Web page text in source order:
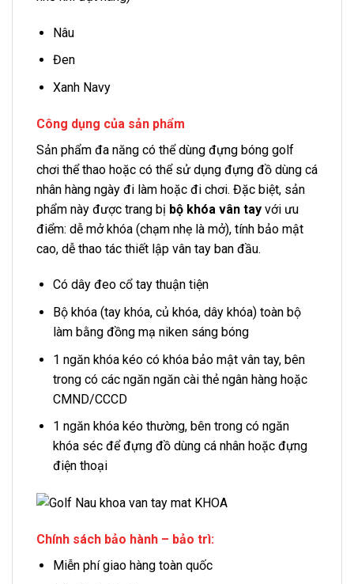
Nâu
Đen
Xanh Navy
Công dụng của sản phẩm
Sản phẩm đa năng có thể dùng đựng bóng golf
chơi thể thao hoặc có thể sử dụng đựng đồ dùng cá
nhân hàng ngày đi làm hoặc đi chơi. Đặc biệt, sản
phẩm này được trang bị bộ khóa vân tay với ưu
điểm: dễ mở khóa (chạm nhẹ là mở), tính bảo mật
cao, dễ thao tác thiết lập vân tay ban đầu.
Có dây đeo cổ tay thuận tiện
Bộ khóa (tay khóa, củ khóa, dây khóa) toàn bộ
làm bằng đồng mạ niken sáng bóng
1 ngăn khóa kéo có khóa bảo mật vân tay, bên
trong có các ngăn ngăn cài thẻ ngân hàng hoặc
CMND/CCCD
1 ngăn khóa kéo thường, bên trong có ngăn
khóa séc để đựng đồ dùng cá nhân hoặc đựng
điện thoại
Chính sách bảo hành – bảo trì:
Miễn phí giao hàng toàn quốc